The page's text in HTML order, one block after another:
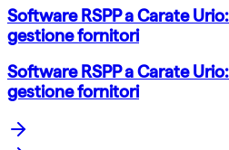
Software RSPP a Carate
gestione fornitori
Software RSPP a Carate
gestione fornitori